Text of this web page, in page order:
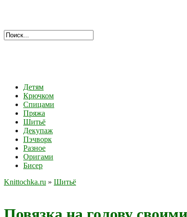
Детям
Крючком
Спицами
Пряжа
Шитьё
Декупаж
Пэчворк
Разное
Оригами
Бисер
Knittochka.ru » Шитьё